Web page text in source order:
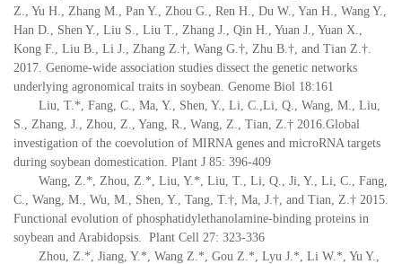
Z., Yu H., Zhang M., Pan Y., Zhou G., Ren H., Du W., Yan H., Wang Y.,
Han D., Shen Y., Liu S., Liu T., Zhang J., Qin H., Yuan J., Yuan X.,
Kong F., Liu B., Li J., Zhang Z.†, Wang G.†, Zhu B.†, and Tian Z.†.
2017. Genome-wide association studies dissect the genetic networks
underlying agronomical traits in soybean. Genome Biol 18:161
Liu, T.*, Fang, C., Ma, Y., Shen, Y., Li, C.,Li, Q., Wang, M., Liu,
S., Zhang, J., Zhou, Z., Yang, R., Wang, Z., Tian, Z.† 2016.Global
investigation of the coevolution of MIRNA genes and microRNA targets
during soybean domestication. Plant J 85: 396-409
Wang, Z.*, Zhou, Z.*, Liu, Y.*, Liu, T., Li, Q., Ji, Y., Li, C., Fang,
C., Wang, M., Wu, M., Shen, Y., Tang, T.†, Ma, J.†, and Tian, Z.† 2015.
Functional evolution of phosphatidylethanolamine-binding proteins in
soybean and Arabidopsis. Plant Cell 27: 323-336
Zhou, Z.*, Jiang, Y.*, Wang Z.*, Gou Z.*, Lyu J.*, Li W.*, Yu Y.,